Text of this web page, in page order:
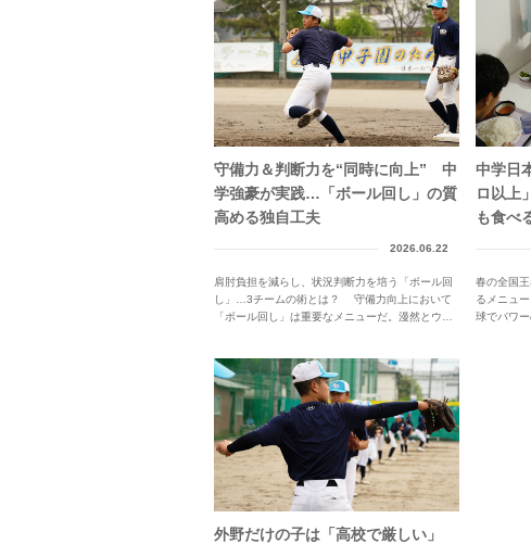
守備力＆判断力を“同時に向上” 中
学強豪が実践…「ボール回し」の質
高める独自工夫
2026.06.22
肩肘負担を減らし、状況判断力を培う「ボール回
し」…3チームの術とは？ 守備力向上において
「ボール回し」は重要なメニューだ。漫然とウオ
中学日
ロ以上
も食べ
春の全国
るメニュ
球でパワ
外野だけの子は「高校で厳しい」